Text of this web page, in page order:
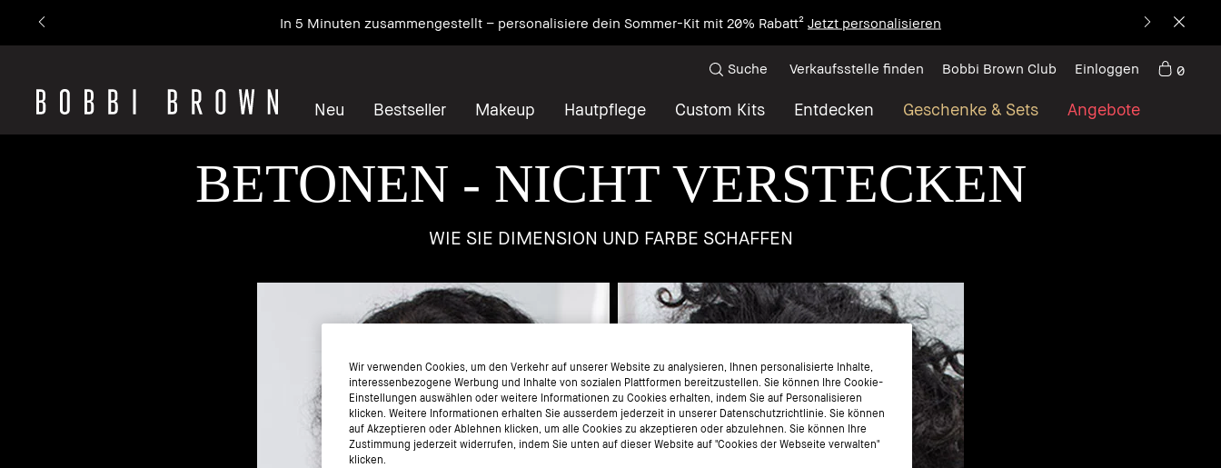
In 5 Minuten zusammengestellt – personalisiere dein Sommer-Kit mit 20% Rabatt² Jetzt personalisieren
Neu Bestseller Makeup Hautpflege Custom Kits Entdecken Geschenke & Sets Angebote
Suche Verkaufsstelle finden Bobbi Brown Club Einloggen 0
BETONEN - NICHT VERSTECKEN
WIE SIE DIMENSION UND FARBE SCHAFFEN
Wir verwenden Cookies, um den Verkehr auf unserer Website zu analysieren, Ihnen personalisierte Inhalte,
interessenbezogene Werbung und Inhalte von sozialen Plattformen bereitzustellen. Sie können Ihre Cookie-
Einstellungen auswählen oder weitere Informationen zu Cookies erhalten, indem Sie auf Personalisieren
klicken. Weitere Informationen erhalten Sie ausserdem jederzeit in unserer Datenschutzrichtlinie. Sie können
auf Akzeptieren oder Ablehnen klicken, um alle Cookies zu akzeptieren oder abzulehnen. Sie können Ihre
Zustimmung jederzeit widerrufen, indem Sie unten auf dieser Website auf "Cookies der Webseite verwalten"
klicken.